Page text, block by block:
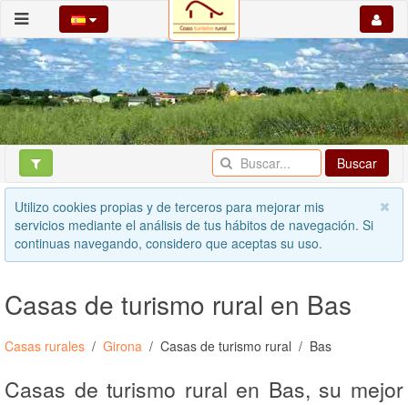
Buscar
Utilizo cookies propias y de terceros para mejorar mis
servicios mediante el análisis de tus hábitos de navegación. Si
continuas navegando, considero que aceptas su uso.
Casas de turismo rural en Bas
Casas rurales Girona Casas de turismo rural Bas
Casas de turismo rural en Bas, su mejor